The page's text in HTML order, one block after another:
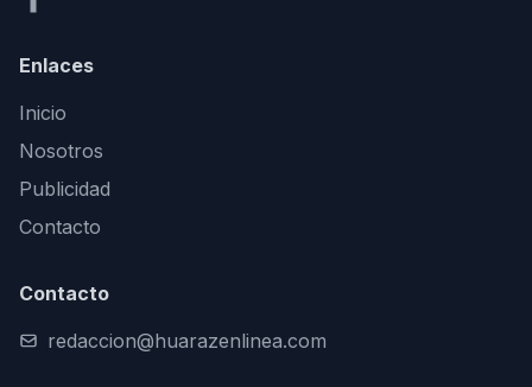
Enlaces
Inicio
Nosotros
Publicidad
Contacto
Contacto
redaccion@huarazenlinea.com